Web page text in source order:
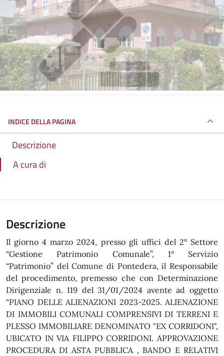
INDICE DELLA PAGINA
Descrizione
A cura di
Descrizione
Il giorno 4 marzo 2024, presso gli uffici del 2° Settore
“Gestione Patrimonio Comunale”, 1° Servizio
“Patrimonio” del Comune di Pontedera, il Responsabile
del procedimento, premesso che con Determinazione
Dirigenziale n. 119 del 31/01/2024 avente ad oggetto
“PIANO DELLE ALIENAZIONI 2023-2025. ALIENAZIONE
DI IMMOBILI COMUNALI COMPRENSIVI DI TERRENI E
PLESSO IMMOBILIARE DENOMINATO "EX CORRIDONI",
UBICATO IN VIA FILIPPO CORRIDONI. APPROVAZIONE
PROCEDURA DI ASTA PUBBLICA , BANDO E RELATIVI